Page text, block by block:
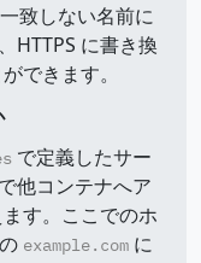
致しない名前に
HTTPS に書き換
できます。
で定義したサー
他コンテナへア
す。ここでのホ
の example.com に